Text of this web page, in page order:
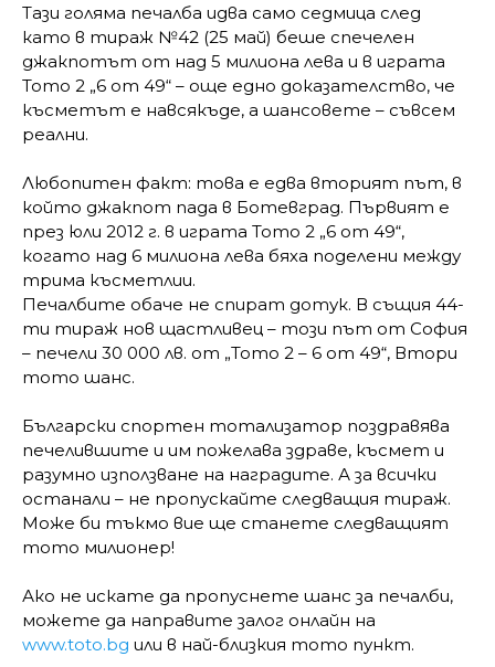
Тази голяма печалба идва само седмица след
като в тираж №42 (25 май) беше спечелен
джакпотът от над 5 милиона лева и в играта
Тото 2 „6 от 49“ – още едно доказателство, че
късметът е навсякъде, а шансовете – съвсем
реални.
Любопитен факт: това е едва вторият път, в
който джакпот пада в Ботевград. Първият е
през юли 2012 г. в играта Тото 2 „6 от 49“,
когато над 6 милиона лева бяха поделени между
трима късметлии.
Печалбите обаче не спират дотук. В същия 44-
ти тираж нов щастливец – този път от София
– печели 30 000 лв. от „Тото 2 – 6 от 49“, Втори
тото шанс.
Български спортен тотализатор поздравява
печелившите и им пожелава здраве, късмет и
разумно използване на наградите. А за всички
останали – не пропускайте следващия тираж.
Може би тъкмо вие ще станете следващият
тото милионер!
Ако не искате да пропуснете шанс за печалби,
можете да направите залог онлайн на
www.toto.bg или в най-близкия тото пункт.